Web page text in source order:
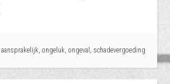
aansprakelijk, ongeluk, ongeval , schadevergoeding